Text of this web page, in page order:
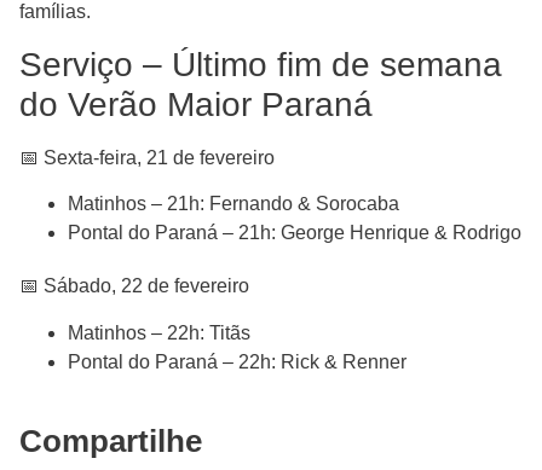
famílias.
Serviço – Último fim de semana
do Verão Maior Paraná
📅 Sexta-feira, 21 de fevereiro
Matinhos – 21h: Fernando & Sorocaba
Pontal do Paraná – 21h: George Henrique & Rodrigo
📅 Sábado, 22 de fevereiro
Matinhos – 22h: Titãs
Pontal do Paraná – 22h: Rick & Renner
Compartilhe